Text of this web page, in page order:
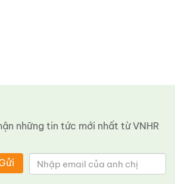
những tin tức mới nhất từ ​​VNHR